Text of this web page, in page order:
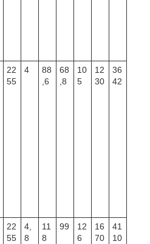
22
55
4
88
,6
68
,8
10
5
12
30
36
42
22
55
4,
8
11
8
99
12
6
16
70
41
10